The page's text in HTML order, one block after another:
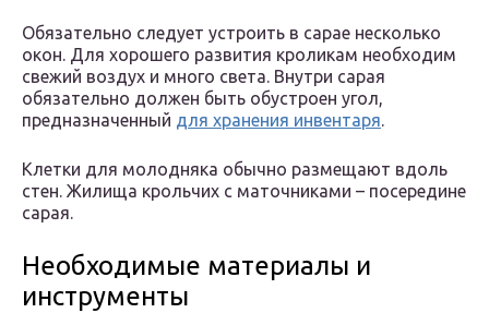
Обязательно следует устроить в сарае несколько
окон. Для хорошего развития кроликам необходим
свежий воздух и много света. Внутри сарая
обязательно должен быть обустроен угол,
предназначенный для хранения инвентаря.
Клетки для молодняка обычно размещают вдоль
стен. Жилища крольчих с маточниками – посередине
сарая.
Необходимые материалы и
инструменты